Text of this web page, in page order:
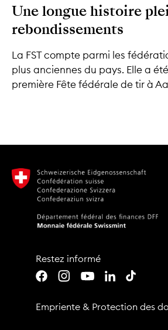
Une longue histoire
rebondissements
La FST compte parmi les
plus anciennes du pays. Elle a
première Fête fédérale de tir à
Restez informé
FacebookInstagramYoutubeLinkedInTikTok
Empriente & Protection des